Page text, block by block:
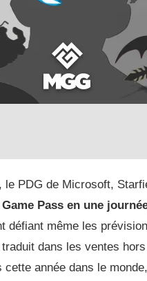
le PDG de Microsoft,
Pass en une
défiant même les
dans les ventes
année dans le